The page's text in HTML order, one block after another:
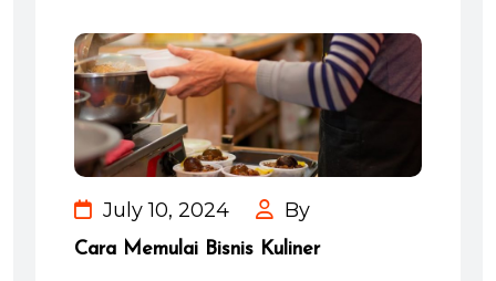
July 10, 2024 By
Cara Memulai Bisnis Kuliner